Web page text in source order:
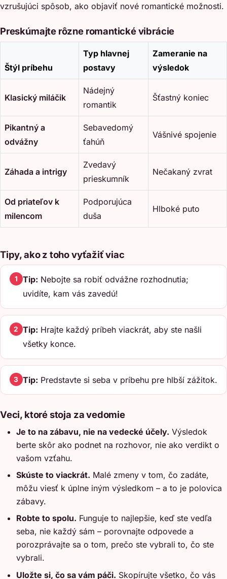
vzrušujúci spôsob, ako objaviť nové romantické možnosti.
Preskúmajte rôzne romantické vibrácie
Štýl príbehu
Typ hlavnej
postavy
Zameranie na
výsledok
Klasický miláčik
Nádejný
romantik
Šťastný koniec
Pikantný a
odvážny
Sebavedomý
ťahúň
Vášnivé spojenie
Záhada a intrigy
Zvedavý
prieskumník
Nečakaný zvrat
Od priateľov k
milencom
Podporujúca
duša
Hlboké puto
Tipy, ako z toho vyťažiť viac
1 Tip: Nebojte sa robiť odvážne rozhodnutia;
uvidíte, kam vás zavedú!
2 Tip: Hrajte každý príbeh viackrát, aby ste našli
všetky konce.
3 Tip: Predstavte si seba v príbehu pre hlbší zážitok.
Veci, ktoré stoja za vedomie
Je to na zábavu, nie na vedecké účely. Výsledok
berte skôr ako podnet na rozhovor, nie ako verdikt o
vašom vzťahu.
Skúste to viackrát. Malé zmeny v tom, čo zadáte,
môžu viesť k úplne iným výsledkom – a to je polovica
zábavy.
Robte to spolu. Funguje to najlepšie, keď ste vedľa
seba, nie každý sám – porovnajte odpovede a
porozprávajte sa o tom, prečo ste vybrali to, čo ste
vybrali.
Uložte si, čo sa vám páči. Skopírujte všetko, čo vás